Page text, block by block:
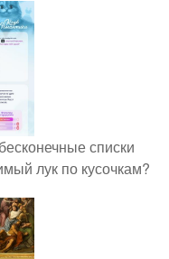
списки
лук по кусочкам?